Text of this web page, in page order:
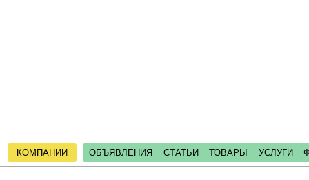
КОМПАНИИ ОБЪЯВЛЕНИЯ СТАТЬИ ТОВАРЫ УСЛУГИ